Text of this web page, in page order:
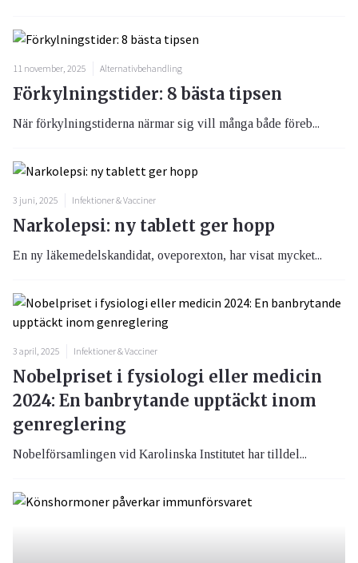
11 november, 2025 Alternativbehandling
Förkylningstider: 8 bästa tipsen
När förkylningstiderna närmar sig vill många både föreb...
3 juni, 2025 Infektioner & Vacciner
Narkolepsi: ny tablett ger hopp
En ny läkemedelskandidat, oveporexton, har visat mycket...
3 april, 2025 Infektioner & Vacciner
Nobelpriset i fysiologi eller medicin
2024: En banbrytande upptäckt inom
genreglering
Nobelförsamlingen vid Karolinska Institutet har tilldel...